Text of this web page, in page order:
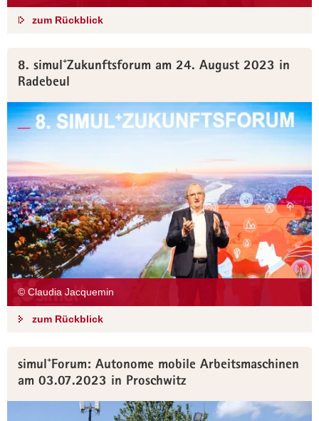
zum Rückblick
8. simul⁺Zukunftsforum am 24. August 2023 in
Radebeul
© Claudia Jacquemin
zum Rückblick
simul⁺Forum: Autonome mobile Arbeitsmaschinen
am 03.07.2023 in Proschwitz